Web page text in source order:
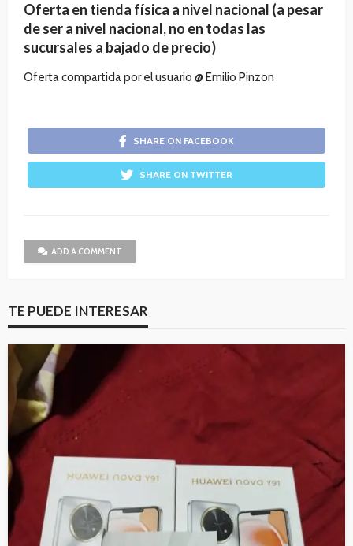
Oferta en tienda física a nivel nacional (a pesar
de ser a nivel nacional, no en todas las
sucursales a bajado de precio)
Oferta compartida por el usuario @ Emilio Pinzon
SHARE ON FACEBOOK
SHARE ON TWITTER
ADD A COMMENT
TE PUEDE INTERESAR